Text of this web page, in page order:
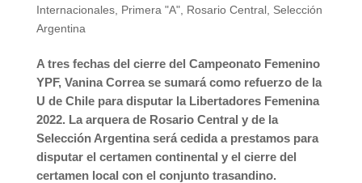
Internacionales, Primera "A", Rosario Central, Selección
Argentina
A tres fechas del cierre del Campeonato Femenino
YPF, Vanina Correa se sumará como refuerzo de la
U de Chile para disputar la Libertadores Femenina
2022. La arquera de Rosario Central y de la
Selección Argentina será cedida a prestamos para
disputar el certamen continental y el cierre del
certamen local con el conjunto trasandino.